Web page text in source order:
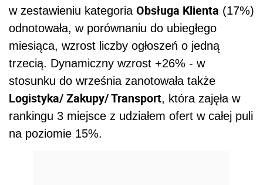
w zestawieniu kategoria Obsługa Klienta (17%)
odnotowała, w porównaniu do ubiegłego
miesiąca, wzrost liczby ogłoszeń o jedną
trzecią. Dynamiczny wzrost +26% - w
stosunku do września zanotowała także
Logistyka/ Zakupy/ Transport, która zajęła w
rankingu 3 miejsce z udziałem ofert w całej puli
na poziomie 15%.